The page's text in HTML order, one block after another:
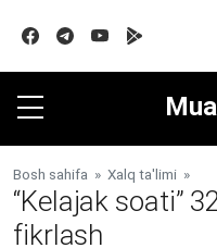
FacebookTelegram
Youtube
Bosh sahifa » Xalq ta'limi »
“Kelajak soati”
fikrlash